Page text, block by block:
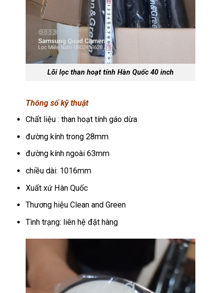
Lõi lọc than hoạt tính Hàn Quốc 40 inch
Thông số kỹ thuật
Chất liệu : than hoạt tính gáo dừa
đường kính trong 28mm
đường kính ngoài 63mm
chiều dài: 1016mm
Xuất xứ Hàn Quốc
Thương hiệu Clean and Green
Tình trạng: liên hệ đặt hàng